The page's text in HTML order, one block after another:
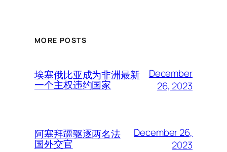
MORE POSTS
埃塞俄比亚成为非洲最新
一个主权违约国家
December
26, 2023
阿塞拜疆驱逐两名法
国外交官
December 26,
2023